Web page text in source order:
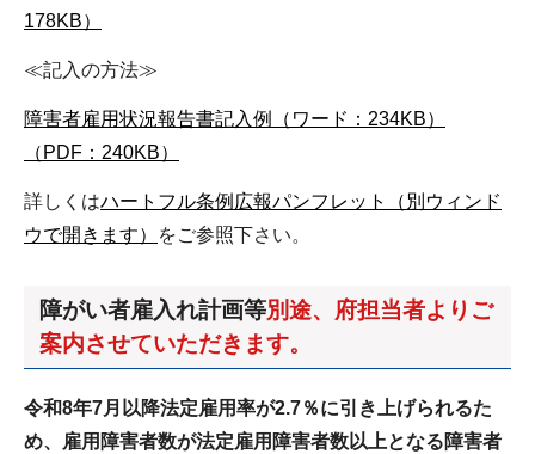
178KB）
≪記入の方法≫
障害者雇用状況報告書記入例（ワード：234KB）
（PDF：240KB）
詳しくはハートフル条例広報パンフレット（別ウィンド
ウで開きます）
をご参照下さい。
障がい者雇入れ計画等別途、府担当者よりご
案内させていただきます。
令和8年7月以降法定雇用率が2.7％に引き上げられるた
め、雇用障害者数が法定雇用障害者数以上となる障害者